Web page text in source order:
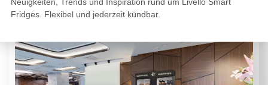
Fridges. Flexibel und jederzeit kündbar.